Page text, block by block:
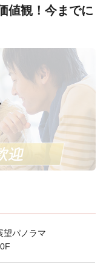
値観！今までに
望パノラマ